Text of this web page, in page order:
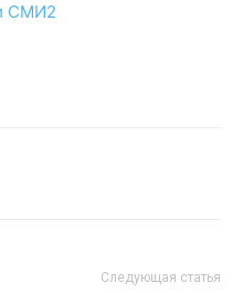
СМИ2
Следующая статья